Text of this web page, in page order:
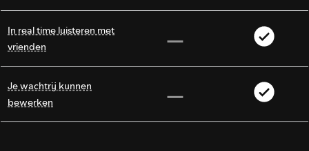
In real time luisteren met
vrienden
Je wachtrij kunnen
bewerken